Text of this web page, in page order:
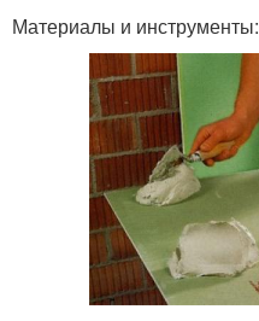
Материалы и инструменты: